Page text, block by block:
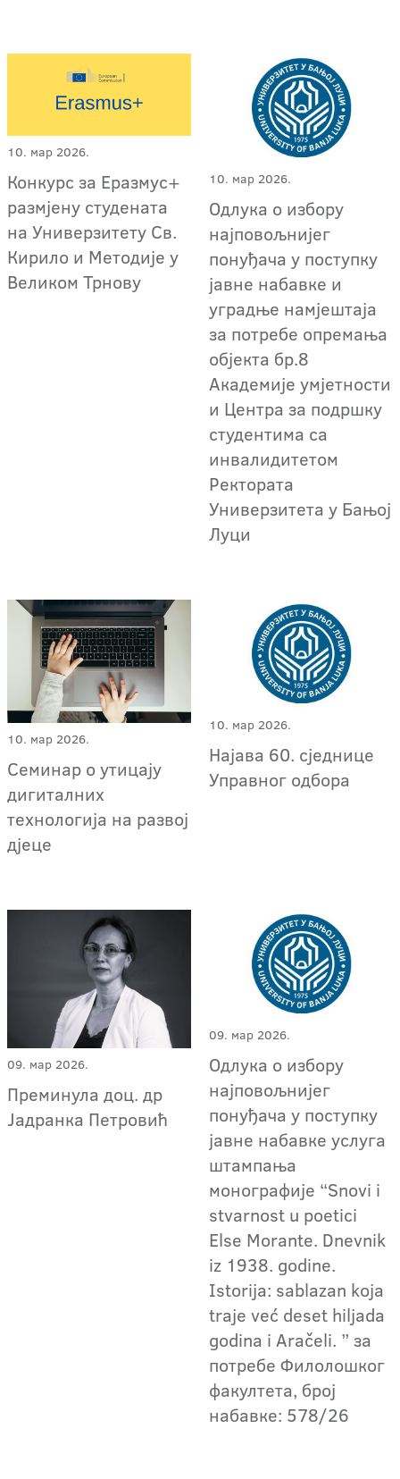
10. мар 2026.
Конкурс за Еразмус+
размјену студената
на Универзитету Св.
Кирило и Методије у
Великом Трнову
10. мар 2026.
Одлука о избору
најповољнијег
понуђача у поступку
јавне набавке и
уградњe намјештаја
за потребе опремања
објекта бр.8
Академије умјетности
и Центра за подршку
студентима са
инвалидитетом
Ректората
Универзитета у Бањој
Луци
10. мар 2026.
Семинар о утицају
дигиталних
технологија на развој
дјеце
10. мар 2026.
Најава 60. сједнице
Управног одбора
09. мар 2026.
Преминула доц. др
Јадранка Петровић
09. мар 2026.
Одлука о избору
најповољнијег
понуђача у поступку
јавне набавке услуга
штампања
монографије “Snovi i
stvarnost u poetici
Else Morante. Dnevnik
iz 1938. godine.
Istorija: sablazan koja
traje već deset hiljada
godina i Aračeli. ” за
потребе Филолошког
факултета, број
набавке: 578/26